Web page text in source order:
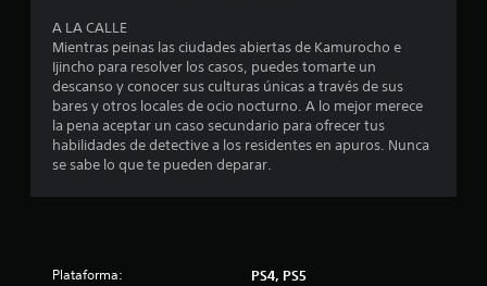
e
s
A LA CALLE
Mientras peinas las ciudades abiertas de Kamurocho e
Ijincho para resolver los casos, puedes tomarte un
descanso y conocer sus culturas únicas a través de sus
bares y otros locales de ocio nocturno. A lo mejor merece
la pena aceptar un caso secundario para ofrecer tus
habilidades de detective a los residentes en apuros. Nunca
se sabe lo que te pueden deparar.
Plataforma: PS4, PS5